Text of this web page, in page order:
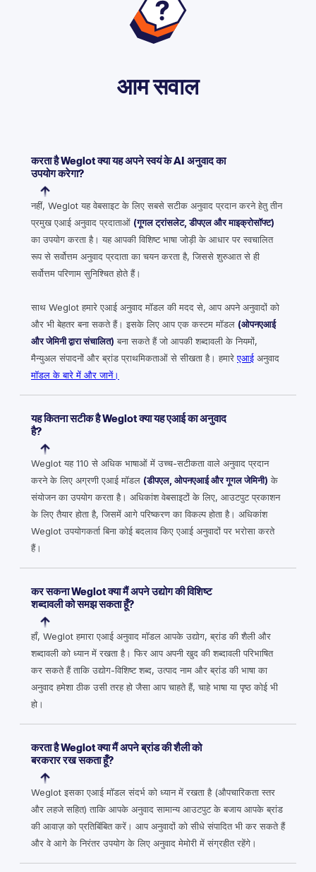
आम सवाल
करता है Weglot क्या यह अपने स्वयं के AI अनुवाद का
उपयोग करेगा?
नहीं, Weglot यह वेबसाइट के लिए सबसे सटीक अनुवाद प्रदान करने हेतु तीन
प्रमुख एआई अनुवाद प्रदाताओं (गूगल ट्रांसलेट, डीपएल और माइक्रोसॉफ्ट)
का उपयोग करता है। यह आपकी विशिष्ट भाषा जोड़ी के आधार पर स्वचालित
रूप से सर्वोत्तम अनुवाद प्रदाता का चयन करता है, जिससे शुरुआत से ही
सर्वोत्तम परिणाम सुनिश्चित होते हैं।
साथ Weglot हमारे एआई अनुवाद मॉडल की मदद से, आप अपने अनुवादों को
और भी बेहतर बना सकते हैं। इसके लिए आप एक कस्टम मॉडल (ओपनएआई
और जेमिनी द्वारा संचालित) बना सकते हैं जो आपकी शब्दावली के नियमों,
मैन्युअल संपादनों और ब्रांड प्राथमिकताओं से सीखता है। हमारेएआईअनुवाद
मॉडल के बारे में और जानें।
यह कितना सटीक है Weglot क्या यह एआई का अनुवाद
है?
Weglot यह 110 से अधिक भाषाओं में उच्च-सटीकता वाले अनुवाद प्रदान
करने के लिए अग्रणी एआई मॉडल (डीपएल, ओपनएआई और गूगल जेमिनी) के
संयोजन का उपयोग करता है। अधिकांश वेबसाइटों के लिए, आउटपुट प्रकाशन
के लिए तैयार होता है, जिसमें आगे परिष्करण का विकल्प होता है। अधिकांश
Weglot उपयोगकर्ता बिना कोई बदलाव किए एआई अनुवादों पर भरोसा करते
हैं।
कर सकना Weglot क्या मैं अपने उद्योग की विशिष्ट
शब्दावली को समझ सकता हूँ?
हाँ, Weglot हमारा एआई अनुवाद मॉडल आपके उद्योग, ब्रांड की शैली और
शब्दावली को ध्यान में रखता है। फिर आप अपनी खुद की शब्दावली परिभाषित
कर सकते हैं ताकि उद्योग-विशिष्ट शब्द, उत्पाद नाम और ब्रांड की भाषा का
अनुवाद हमेशा ठीक उसी तरह हो जैसा आप चाहते हैं, चाहे भाषा या पृष्ठ कोई भी
हो।
करता है Weglot क्या मैं अपने ब्रांड की शैली को
बरकरार रख सकता हूँ?
Weglot इसका एआई मॉडल संदर्भ को ध्यान में रखता है (औपचारिकता स्तर
और लहजे सहित) ताकि आपके अनुवाद सामान्य आउटपुट के बजाय आपके ब्रांड
की आवाज़ को प्रतिबिंबित करें। आप अनुवादों को सीधे संपादित भी कर सकते हैं
और वे आगे के निरंतर उपयोग के लिए अनुवाद मेमोरी में संग्रहीत रहेंगे।